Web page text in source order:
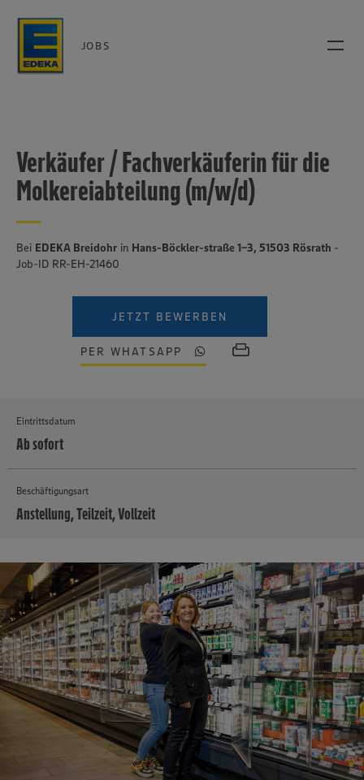
JOBS
Verkäufer / Fachverkäuferin für die
Molkereiabteilung (m/w/d)
Bei EDEKA Breidohr in Hans-Böckler-straße 1-3, 51503 Rösrath -
Job-ID RR-EH-21460
JETZT BEWERBEN
PER WHATSAPP
Eintrittsdatum
Ab sofort
Beschäftigungsart
Anstellung, Teilzeit, Vollzeit